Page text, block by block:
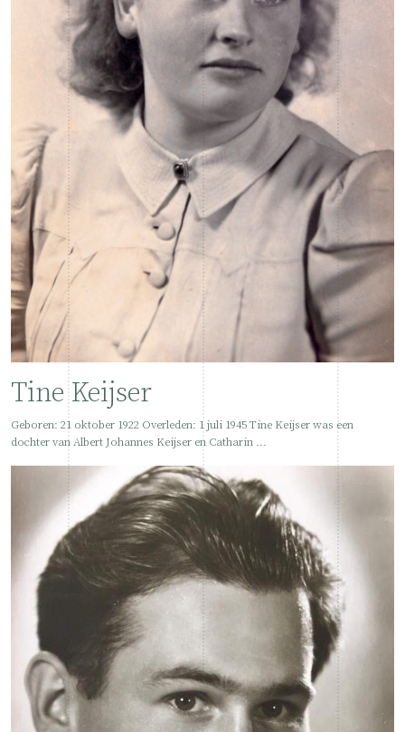
Tine Keijser
Geboren: 21 oktober 1922 Overleden: 1 juli 1945 Tine Keijser was een
dochter van Albert Johannes Keijser en Catharin ...